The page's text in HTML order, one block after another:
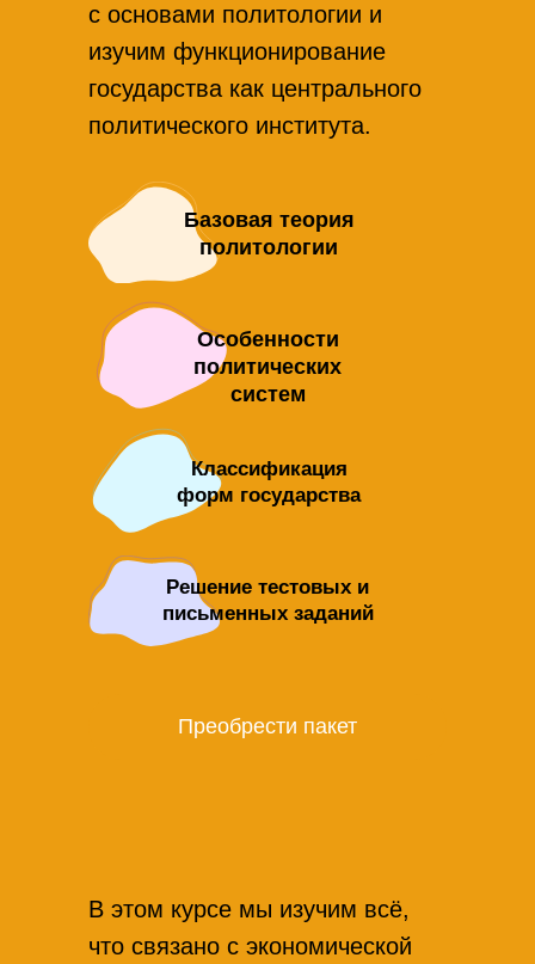
с основами политологии и
изучим функционирование
государства как центрального
политического института.
Базовая теория
политологии
Классификация
форм государства
Особенности
политических
систем
Решение тестовых и
письменных заданий
Преобрести пакет
В этом курсе мы изучим всё,
что связано с экономической